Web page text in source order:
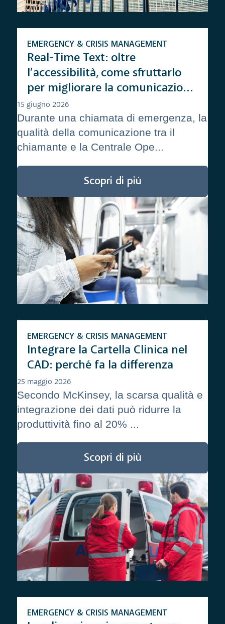
Real-Time Text: oltre
l’accessibilità, come sfruttarlo
per migliorare la comunicazione
in emergenza
EMERGENCY & CRISIS MANAGEMENT
15 giugno 2026
Durante una chiamata di emergenza, la
qualità della comunicazione tra il
chiamante e la Centrale Ope...
Scopri di più
Integrare la Cartella Clinica nel
CAD: perché fa la differenza
EMERGENCY & CRISIS MANAGEMENT
25 maggio 2026
Secondo McKinsey, la scarsa qualità e
integrazione dei dati può ridurre la
produttività fino al 20% ...
Scopri di più
EMERGENCY & CRISIS MANAGEMENT